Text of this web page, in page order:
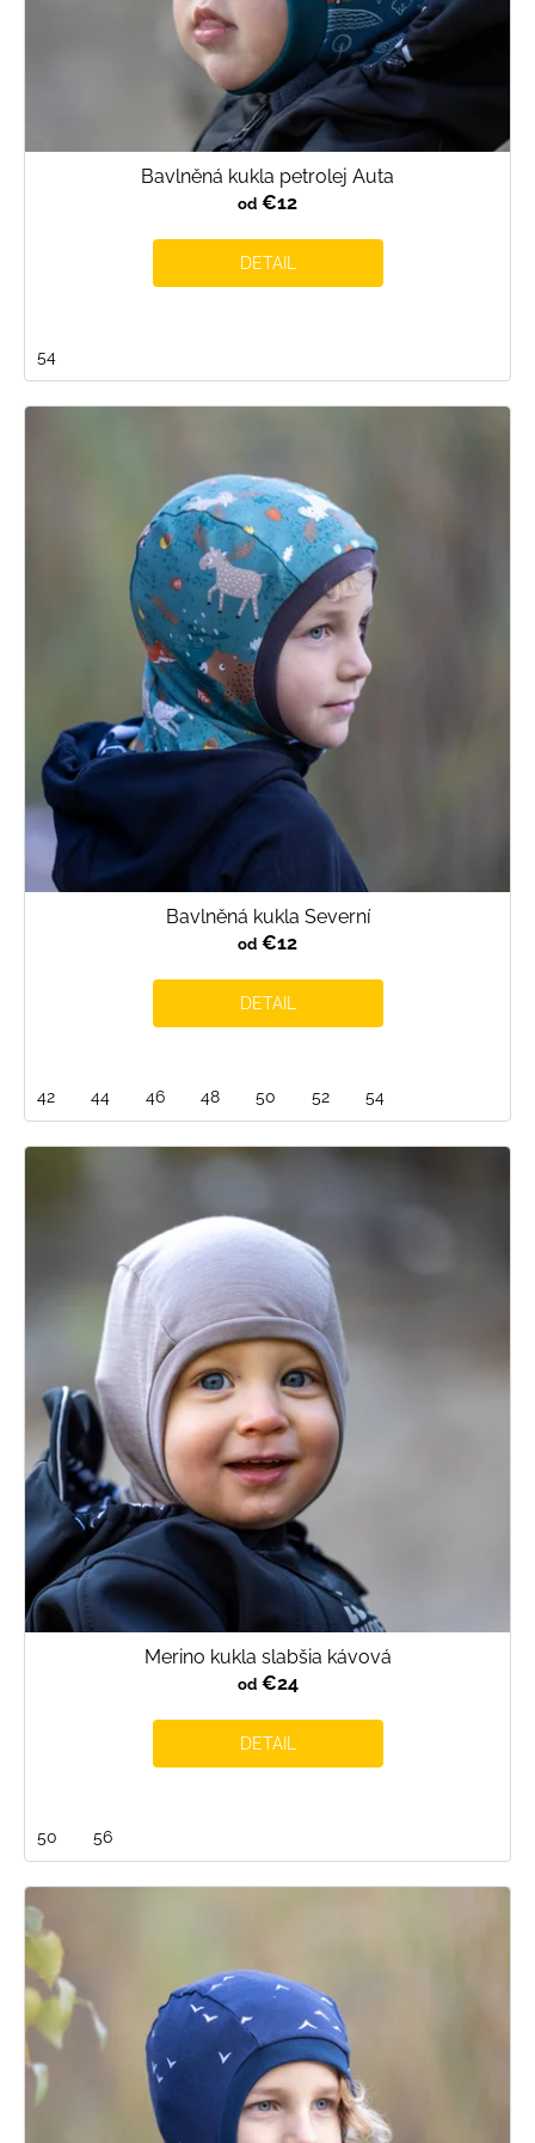
Bavlněná kukla petrolej Auta
od €12
DETAIL
54
Bavlněná kukla Severní
od €12
DETAIL
42 44 46 48 50 52 54
Merino kukla slabšia kávová
od€24
DETAIL
50 56